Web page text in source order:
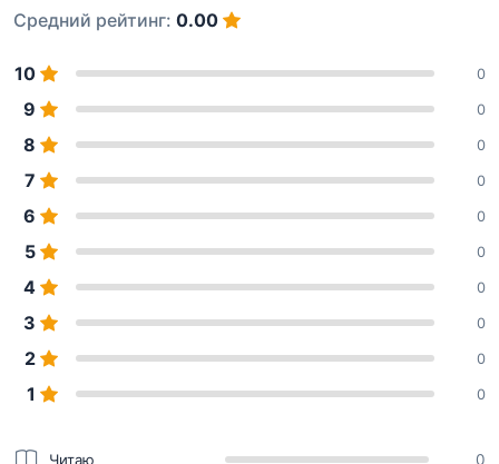
Средний рейтинг: 0.00
10 0
9 0
8 0
7 0
6 0
5 0
4 0
3 0
2 0
1 0
Читаю 0